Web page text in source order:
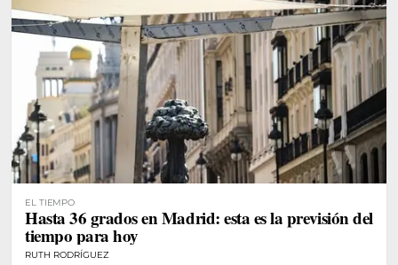
EL TIEMPO
Hasta 36 grados en Madrid: esta es la previsión del
tiempo para hoy
RUTH RODRÍGUEZ